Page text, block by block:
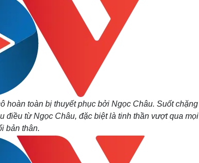
hoàn toàn bị thuyết phục bởi Ngọc Châu. Suốt chặng
điều từ Ngọc Châu, đặc biệt là tinh thần vượt qua mọi
bản thân.